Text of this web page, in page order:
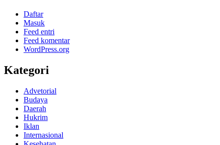
Daftar
Masuk
Feed entri
Feed komentar
WordPress.org
Kategori
Advetorial
Budaya
Daerah
Hukrim
Iklan
Internasional